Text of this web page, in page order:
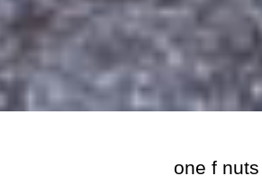
one f